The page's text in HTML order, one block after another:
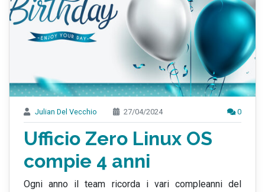
Julian Del Vecchio 27/04/2024 0
Ufficio Zero Linux OS
compie 4 anni
Ogni anno il team ricorda i vari compleanni del